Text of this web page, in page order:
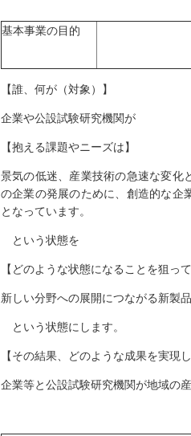
基本事業の目的
【誰、何が（対象）】
企業や公設試験研究機関が
【抱える課題やニーズは】
景気の低迷、産業技術の急速な変化
の企業の発展のために、創造的な企
となっています。
という状態を
【どのような状態になることを狙っ
新しい分野への展開につながる新製
という状態にします。
【その結果、どのような成果を実現
企業等と公設試験研究機関が地域の